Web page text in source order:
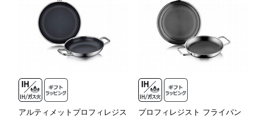
アルティメットプロフィレジス
プロフィレジスト フライパン